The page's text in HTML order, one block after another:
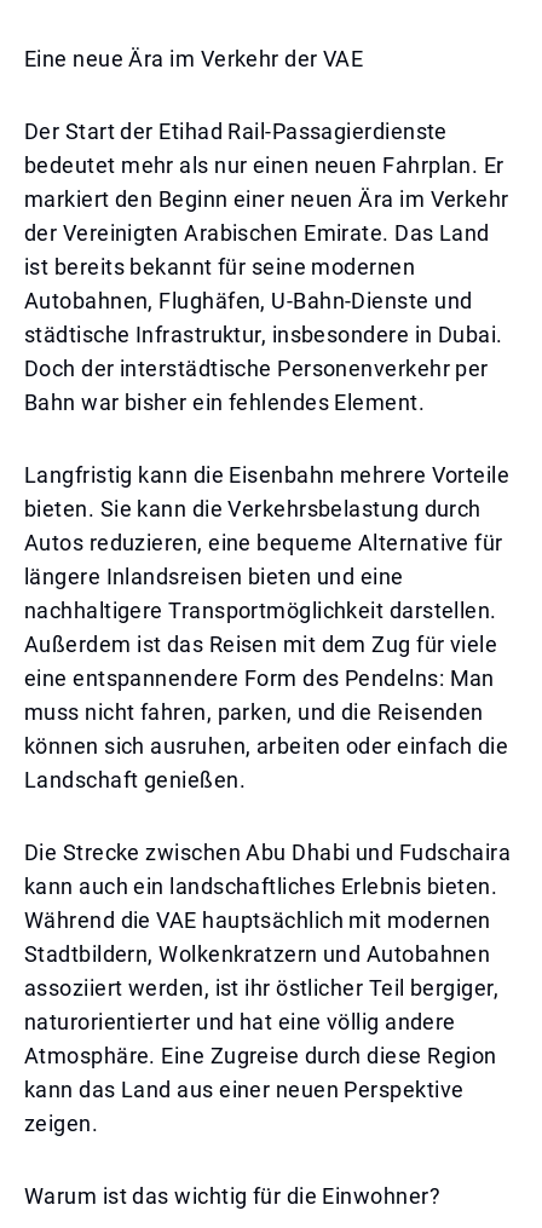
Eine neue Ära im Verkehr der VAE
Der Start der Etihad Rail-Passagierdienste
bedeutet mehr als nur einen neuen Fahrplan. Er
markiert den Beginn einer neuen Ära im Verkehr
der Vereinigten Arabischen Emirate. Das Land
ist bereits bekannt für seine modernen
Autobahnen, Flughäfen, U-Bahn-Dienste und
städtische Infrastruktur, insbesondere in Dubai.
Doch der interstädtische Personenverkehr per
Bahn war bisher ein fehlendes Element.
Langfristig kann die Eisenbahn mehrere Vorteile
bieten. Sie kann die Verkehrsbelastung durch
Autos reduzieren, eine bequeme Alternative für
längere Inlandsreisen bieten und eine
nachhaltigere Transportmöglichkeit darstellen.
Außerdem ist das Reisen mit dem Zug für viele
eine entspannendere Form des Pendelns: Man
muss nicht fahren, parken, und die Reisenden
können sich ausruhen, arbeiten oder einfach die
Landschaft genießen.
Die Strecke zwischen Abu Dhabi und Fudschaira
kann auch ein landschaftliches Erlebnis bieten.
Während die VAE hauptsächlich mit modernen
Stadtbildern, Wolkenkratzern und Autobahnen
assoziiert werden, ist ihr östlicher Teil bergiger,
naturorientierter und hat eine völlig andere
Atmosphäre. Eine Zugreise durch diese Region
kann das Land aus einer neuen Perspektive
zeigen.
Warum ist das wichtig für die Einwohner?